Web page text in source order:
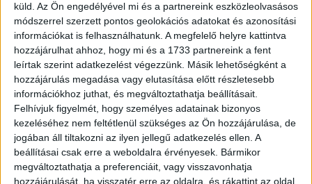
küld. Az Ön engedélyével mi és a partnereink eszközleolvasásos
módszerrel szerzett pontos geolokációs adatokat és azonosítási
információkat is felhasználhatunk. A megfelelő helyre kattintva
hozzájárulhat ahhoz, hogy mi és a 1733 partnereink a fent
leírtak szerint adatkezelést végezzünk. Másik lehetőségként a
hozzájárulás megadása vagy elutasítása előtt részletesebb
információkhoz juthat, és megváltoztathatja beállításait.
Felhívjuk figyelmét, hogy személyes adatainak bizonyos
kezeléséhez nem feltétlenül szükséges az Ön hozzájárulása, de
jogában áll tiltakozni az ilyen jellegű adatkezelés ellen. A
beállításai csak erre a weboldalra érvényesek. Bármikor
megváltoztathatja a preferenciáit, vagy visszavonhatja
hozzájárulását, ha visszatér erre az oldalra, és rákattint az oldal
A 2018-as Hypewriter nyertes, A hentes című noir krimi
első epizódja már elkészült, és többek között Alföldi
Róbert, Csuja Imre, Földes Eszter, valamint Hegyi Barbara
szereplésével sikerrel mutatkozott be a nagyközönség
előtt az RTL Most+-on.
A 2019-ben első helyezett alkotás, a Golden Age az idei
verseny kiírásával egyidőben lép megvalósítási fázisba: a
pilot epizódot átugorva a győztes ötlet alapján Ujj
Mészáros Károly rendezésében egyből egy teljes évad
készül a Paprika Studios és az RTL Magyarország